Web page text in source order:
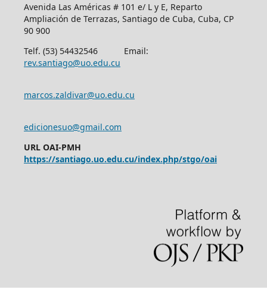
Avenida Las Américas # 101 e/ L y E, Reparto
Ampliación de Terrazas, Santiago de Cuba, Cuba, CP
90 900
Telf. (53) 54432546 Email:
rev.santiago@uo.edu.cu
marcos.zaldivar@uo.edu.cu
edicionesuo@gmail.com
URL OAI-PMH
https://santiago.uo.edu.cu/index.php/stgo/oai